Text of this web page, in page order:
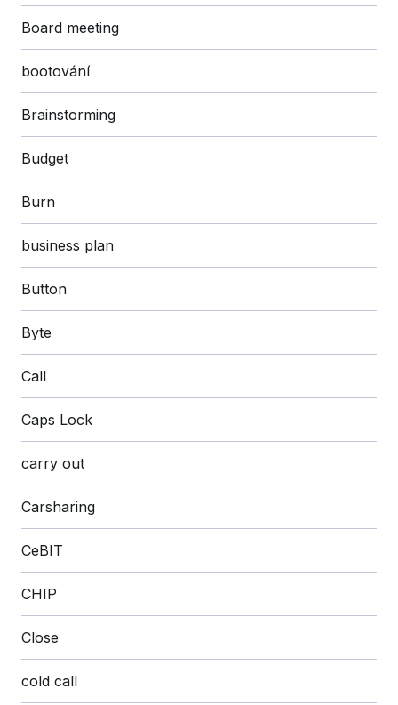
Board meeting
bootování
Brainstorming
Budget
Burn
business plan
Button
Byte
Call
Caps Lock
carry out
Carsharing
CeBIT
CHIP
Close
cold call